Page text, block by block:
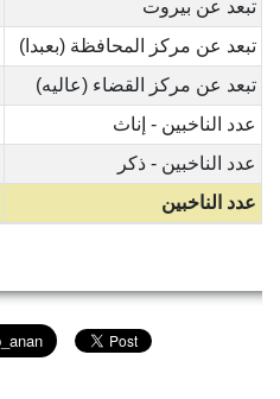
تبعد عن بيروت
تبعد عن مركز المحافظة (بعبدا)
تبعد عن مركز القضاء (عاليه)
عدد الناخبين - إناث
عدد الناخبين - ذكر
عدد الناخبين